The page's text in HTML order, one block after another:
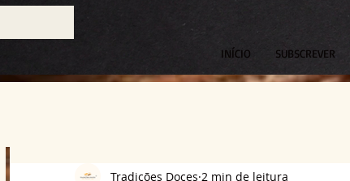
INÍCIO SUBSCREVER
Tradições Doces 2 min de leitura